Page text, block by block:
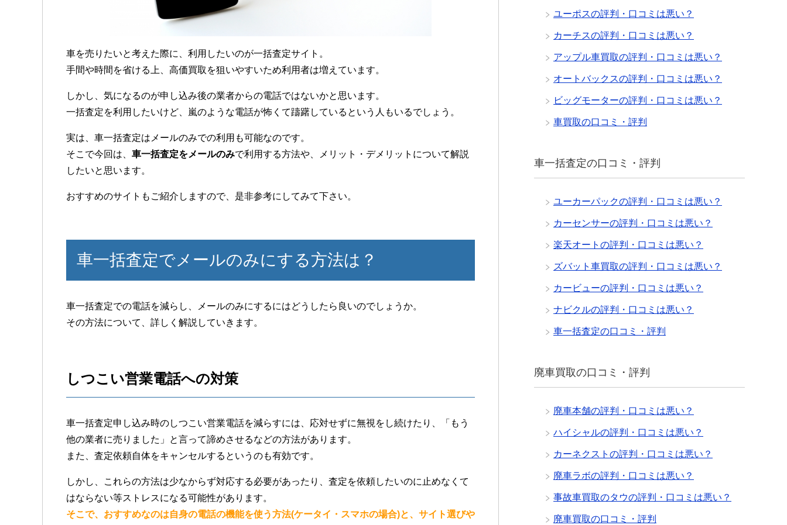
車を売りたいと考えた際に、利用したいのが一括査定サイト。
手間や時間を省ける上、高価買取を狙いやすいため利用者は増えています。
しかし、気になるのが申し込み後の業者からの電話ではないかと思います。
一括査定を利用したいけど、嵐のような電話が怖くて躊躇しているという人もいるでしょう。
実は、車一括査定はメールのみでの利用も可能なのです。
そこで今回は、 車一括査定をメールのみで利用する方法や、メリット・デメリットについて解説
したいと思います。
おすすめのサイトもご紹介しますので、是非参考にしてみて下さい。
車一括査定でメールのみにする方法は？
車一括査定での電話を減らし、メールのみにするにはどうしたら良いのでしょうか。
その方法について、詳しく解説していきます。
しつこい営業電話への対策
車一括査定申し込み時のしつこい営業電話を減らすには、応対せずに無視をし続けたり、「もう
他の業者に売りました」と言って諦めさせるなどの方法があります。
また、査定依頼自体をキャンセルするというのも有効です。
しかし、これらの方法は少なからず対応する必要があったり、査定を依頼したいのに止めなくて
はならない等ストレスになる可能性があります。
そこで、おすすめなのは自身の電話の機能を使う方法(ケータイ・スマホの場合)と、サイト選びや
ユーポスの評判・口コミは悪い？
カーチスの評判・口コミは悪い？
アップル車買取の評判・口コミは悪い？
オートバックスの評判・口コミは悪い？
ビッグモーターの評判・口コミは悪い？
車買取の口コミ・評判
車一括査定の口コミ・評判
ユーカーパックの評判・口コミは悪い？
カーセンサーの評判・口コミは悪い？
楽天オートの評判・口コミは悪い？
ズバット車買取の評判・口コミは悪い？
カービューの評判・口コミは悪い？
ナビクルの評判・口コミは悪い？
車一括査定の口コミ・評判
廃車買取の口コミ・評判
廃車本舗の評判・口コミは悪い？
ハイシャルの評判・口コミは悪い？
カーネクストの評判・口コミは悪い？
廃車ラボの評判・口コミは悪い？
事故車買取のタウの評判・口コミは悪い？
廃車買取の口コミ・評判